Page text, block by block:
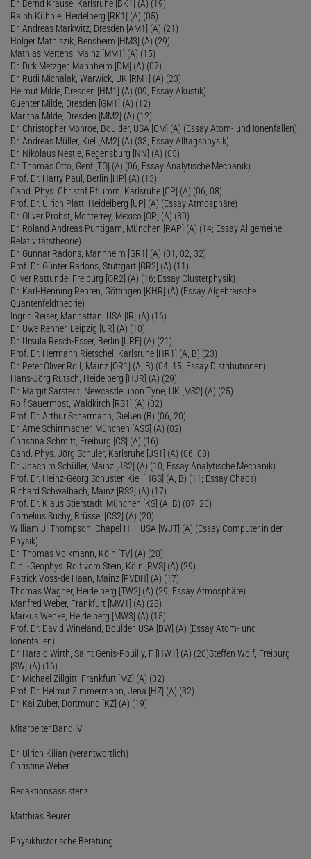
Dr. Bernd Krause, Karlsruhe [BK1] (A) (19)
Ralph Kühnle, Heidelberg [RK1] (A) (05)
Dr. Andreas Markwitz, Dresden [AM1] (A) (21)
Holger Mathiszik, Bensheim [HM3] (A) (29)
Mathias Mertens, Mainz [MM1] (A) (15)
Dr. Dirk Metzger, Mannheim [DM] (A) (07)
Dr. Rudi Michalak, Warwick, UK [RM1] (A) (23)
Helmut Milde, Dresden [HM1] (A) (09; Essay Akustik)
Guenter Milde, Dresden [GM1] (A) (12)
Maritha Milde, Dresden [MM2] (A) (12)
Dr. Christopher Monroe, Boulder, USA [CM] (A) (Essay Atom- und Ionenfallen)
Dr. Andreas Müller, Kiel [AM2] (A) (33; Essay Alltagsphysik)
Dr. Nikolaus Nestle, Regensburg [NN] (A) (05)
Dr. Thomas Otto, Genf [TO] (A) (06; Essay Analytische Mechanik)
Prof. Dr. Harry Paul, Berlin [HP] (A) (13)
Cand. Phys. Christof Pflumm, Karlsruhe [CP] (A) (06, 08)
Prof. Dr. Ulrich Platt, Heidelberg [UP] (A) (Essay Atmosphäre)
Dr. Oliver Probst, Monterrey, Mexico [OP] (A) (30)
Dr. Roland Andreas Puntigam, München [RAP] (A) (14; Essay Allgemeine
Relativitätstheorie)
Dr. Gunnar Radons, Mannheim [GR1] (A) (01, 02, 32)
Prof. Dr. Günter Radons, Stuttgart [GR2] (A) (11)
Oliver Rattunde, Freiburg [OR2] (A) (16; Essay Clusterphysik)
Dr. Karl-Henning Rehren, Göttingen [KHR] (A) (Essay Algebraische
Quantenfeldtheorie)
Ingrid Reiser, Manhattan, USA [IR] (A) (16)
Dr. Uwe Renner, Leipzig [UR] (A) (10)
Dr. Ursula Resch-Esser, Berlin [URE] (A) (21)
Prof. Dr. Hermann Rietschel, Karlsruhe [HR1] (A, B) (23)
Dr. Peter Oliver Roll, Mainz [OR1] (A, B) (04, 15; Essay Distributionen)
Hans-Jörg Rutsch, Heidelberg [HJR] (A) (29)
Dr. Margit Sarstedt, Newcastle upon Tyne, UK [MS2] (A) (25)
Rolf Sauermost, Waldkirch [RS1] (A) (02)
Prof. Dr. Arthur Scharmann, Gießen (B) (06, 20)
Dr. Arne Schirrmacher, München [AS5] (A) (02)
Christina Schmitt, Freiburg [CS] (A) (16)
Cand. Phys. Jörg Schuler, Karlsruhe [JS1] (A) (06, 08)
Dr. Joachim Schüller, Mainz [JS2] (A) (10; Essay Analytische Mechanik)
Prof. Dr. Heinz-Georg Schuster, Kiel [HGS] (A, B) (11; Essay Chaos)
Richard Schwalbach, Mainz [RS2] (A) (17)
Prof. Dr. Klaus Stierstadt, München [KS] (A, B) (07, 20)
Cornelius Suchy, Brüssel [CS2] (A) (20)
William J. Thompson, Chapel Hill, USA [WJT] (A) (Essay Computer in der
Physik)
Dr. Thomas Volkmann, Köln [TV] (A) (20)
Dipl.-Geophys. Rolf vom Stein, Köln [RVS] (A) (29)
Patrick Voss-de Haan, Mainz [PVDH] (A) (17)
Thomas Wagner, Heidelberg [TW2] (A) (29; Essay Atmosphäre)
Manfred Weber, Frankfurt [MW1] (A) (28)
Markus Wenke, Heidelberg [MW3] (A) (15)
Prof. Dr. David Wineland, Boulder, USA [DW] (A) (Essay Atom- und
Ionenfallen)
Dr. Harald Wirth, Saint Genis-Pouilly, F [HW1] (A) (20)Steffen Wolf, Freiburg
[SW] (A) (16)
Dr. Michael Zillgitt, Frankfurt [MZ] (A) (02)
Prof. Dr. Helmut Zimmermann, Jena [HZ] (A) (32)
Dr. Kai Zuber, Dortmund [KZ] (A) (19)
Mitarbeiter Band IV
Dr. Ulrich Kilian (verantwortlich)
Christine Weber
Redaktionsassistenz:
Matthias Beurer
Physikhistorische Beratung: